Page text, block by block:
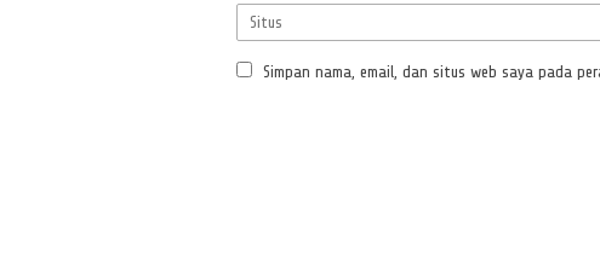
Simpan nama, email, dan situs web saya pada